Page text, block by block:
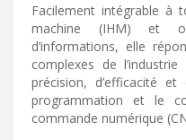
Facilement intégrable à
machine (IHM) et
d’informations, elle
complexes de
précision, d’efficacité
programmation et le
commande numérique